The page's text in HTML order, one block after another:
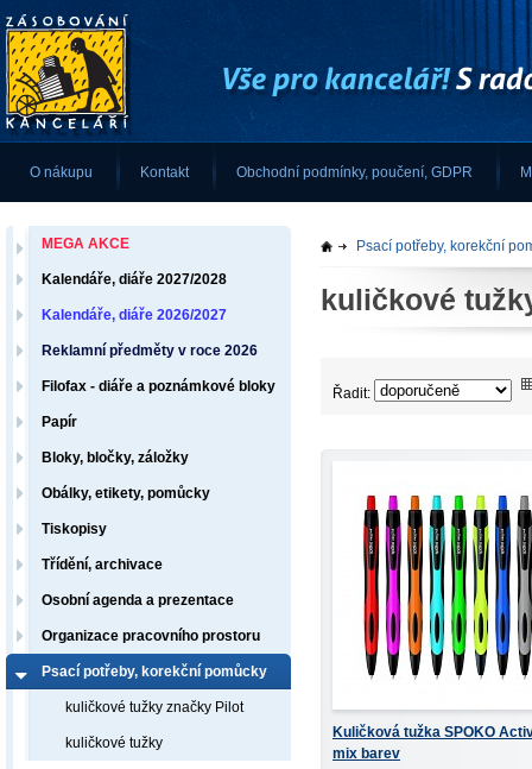
Psací potřeby, korekční
kuličkové
Řadit:
Kuličková tužka SPOKO
mix barev
MEGA AKCE
Kalendáře, diáře 2027/2028
Kalendáře, diáře 2026/2027
Reklamní předměty v roce 2026
Filofax - diáře a poznámkové bloky
Papír
Bloky, bločky, záložky
Obálky, etikety, pomůcky
Tiskopisy
Třídění, archivace
Osobní agenda a prezentace
Organizace pracovního prostoru
Psací potřeby, korekční pomůcky
kuličkové tužky značky Pilot
kuličkové tužky
O nákupu Kontakt Obchodní podmínky, poučení, GDPR